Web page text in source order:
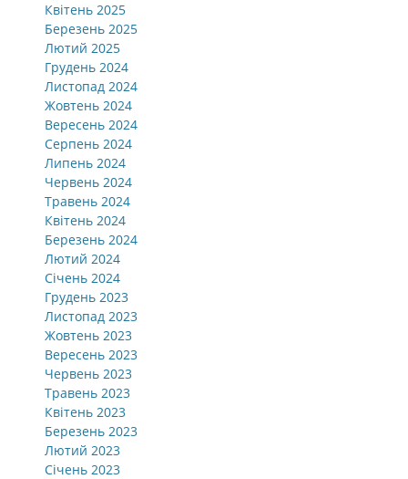
Квітень 2025
Березень 2025
Лютий 2025
Грудень 2024
Листопад 2024
Жовтень 2024
Вересень 2024
Серпень 2024
Липень 2024
Червень 2024
Травень 2024
Квітень 2024
Березень 2024
Лютий 2024
Січень 2024
Грудень 2023
Листопад 2023
Жовтень 2023
Вересень 2023
Червень 2023
Травень 2023
Квітень 2023
Березень 2023
Лютий 2023
Січень 2023